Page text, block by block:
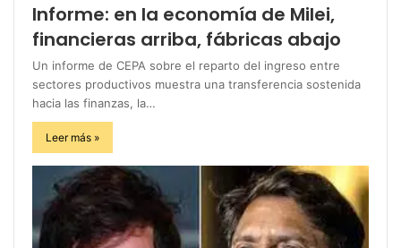
Informe: en la economía de Milei,
financieras arriba, fábricas abajo
Un informe de CEPA sobre el reparto del ingreso entre
sectores productivos muestra una transferencia sostenida
hacia las finanzas, la…
Leer más »